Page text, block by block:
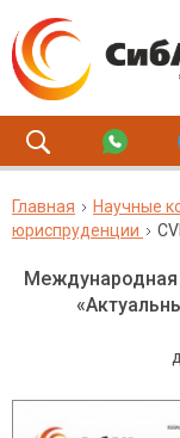
Главная Научные
юриспруденции
CVIII
Международная